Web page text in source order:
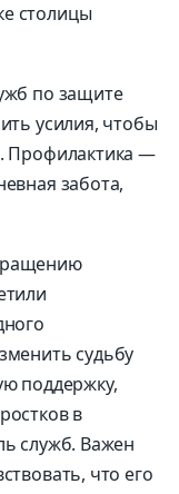
столицы
по защите
усилия, чтобы
Профилактика —
забота,
судьбу
поддержку,
в
служб. Важен
что его